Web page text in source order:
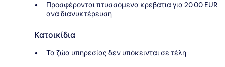
Προσφέρονται πτυσσόμενα κρεβάτια για 20.00 EUR
ανά διανυκτέρευση
Κατοικίδια
Τα ζώα υπηρεσίας δεν υπόκεινται σε τέλη